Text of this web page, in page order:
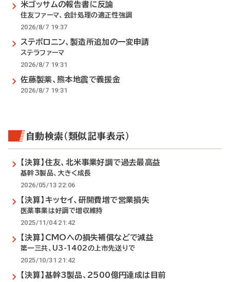
米ゴッサムの報告書に反論
住友ファーマ、会計処理の適正性強調
2026/8/7 19:37
ステボロニン、製造所追加の一変申請
ステラファーマ
2026/8/7 19:31
佐藤製薬、熊本地震で義援金
2026/8/7 19:31
自動検索（類似記事表示）
【決算】住友、北米事業好調で過去最高益
基幹3製品、大きく成長
2026/05/13 22:06
【決算】キッセイ、研開費増で営業損失
医薬事業は好調で増収維持
2025/11/04 21:42
【決算】CMOへの損失補償などで減益
第一三共、U3-1402の上市先送りで
2025/10/31 21:42
【決算】基幹3製品、2500億円達成は目前